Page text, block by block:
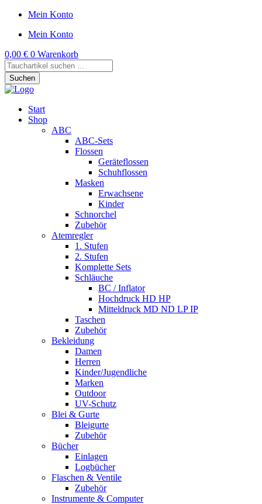
Mein Konto
Mein Konto
0,00 € 0 Warenkorb
Products
search
Suchen
Start
Shop
ABC
ABC-Sets
Flossen
Geräteflossen
Schuhflossen
Masken
Erwachsene
Kinder
Schnorchel
Zubehör
Atemregler
1. Stufen
2. Stufen
Komplette Sets
Schläuche
BC / Inflator
Hochdruck HD HP
Mitteldruck MD ND LP IP
Taschen
Zubehör
Bekleidung
Damen
Herren
Kinder/Jugendliche
Marken
Outdoor
UV-Schutz
Blei & Gurte
Bleigurte
Zubehör
Bücher
Einlagen
Logbücher
Flaschen & Ventile
Zubehör
Instrumente & Computer